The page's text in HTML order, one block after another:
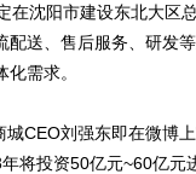
在沈阳市建设东北大区
配送、售后服务、研发
需求。
刘强东即在微博上
将投资50亿元~60亿元